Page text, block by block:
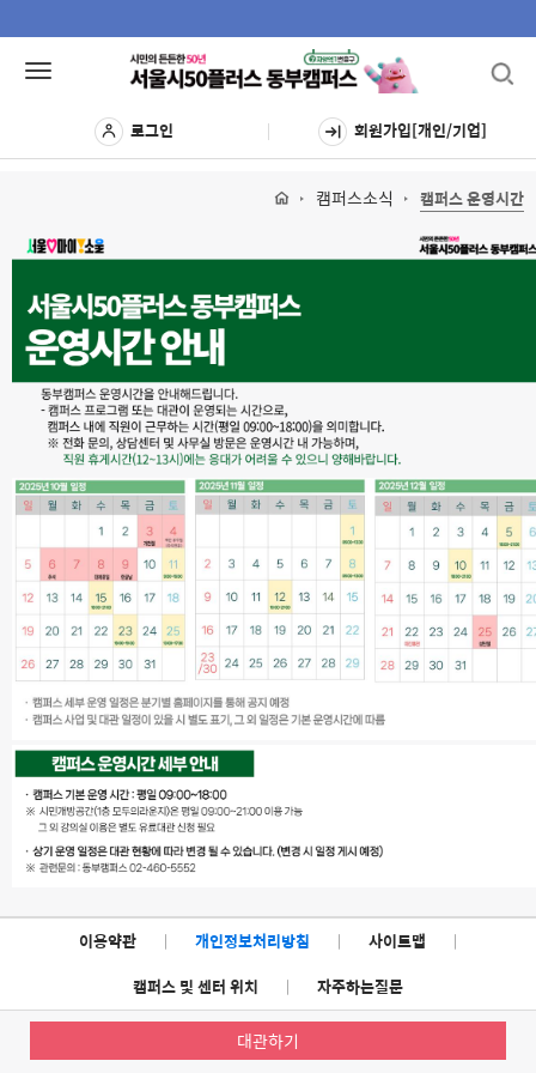
Toggle
로그인 회원가입[개인/기업]
캠퍼스소식 캠퍼스 운영시간
이용약관 | 개인정보처리방침 | 사이트맵
|
캠퍼스 및 센터 위치
| 자주하는질문
대관하기